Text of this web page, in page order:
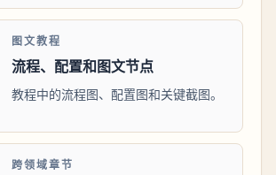
图文教程
流程、配置和图文节点
教程中的流程图、配置图和关键截图。
跨领域章节